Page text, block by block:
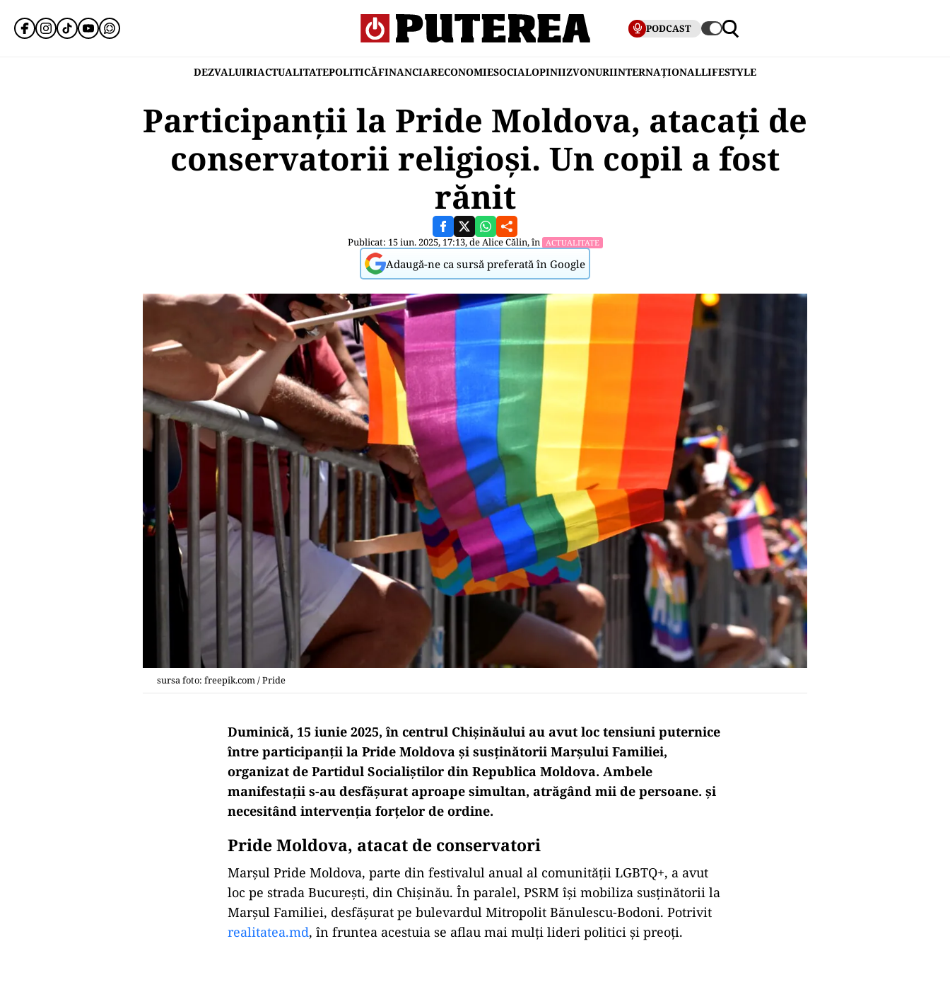
PODCAST
DEZVALUIRIACTUALITATEPOLITICĂFINANCIARECONOMIESOCIALOPINIIZVONURIINTERNAȚIONALLIFESTYLE
Participanții la Pride Moldova, atacați de
conservatorii religioși. Un copil a fost
rănit
Publicat: 15 iun. 2025, 17:13, deAlice Călin, în ACTUALITATE
Adaugă-ne ca sursă preferată în Google
sursa foto: freepik.com / Pride
Duminică, 15 iunie 2025, în centrul Chișinăului au avut loc tensiuni puternice
între participanții la Pride Moldova și susținătorii Marșului Familiei,
organizat de Partidul Socialiștilor din Republica Moldova. Ambele
manifestații s-au desfășurat aproape simultan, atrăgând mii de persoane. și
necesitând intervenția forțelor de ordine.
Pride Moldova, atacat de conservatori
Marșul Pride Moldova, parte din festivalul anual al comunității LGBTQ+, a avut
loc pe strada București, din Chișinău. În paralel, PSRM își mobiliza susținătorii la
Marșul Familiei, desfășurat pe bulevardul Mitropolit Bănulescu-Bodoni. Potrivit
realitatea.md, în fruntea acestuia se aflau mai mulți lideri politici și preoți.